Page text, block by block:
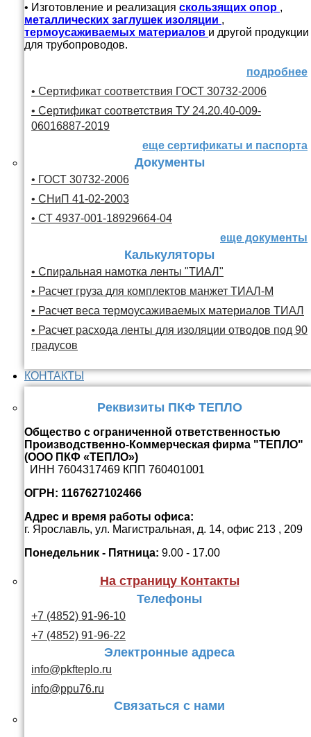
• Изготовление и реализация скользящих опор ,
металлических заглушек изоляции ,
термоусаживаемых материалов и другой продукции
для трубопроводов.
подробнее
• Сертификат соответствия ГОСТ 30732-2006
• Сертификат соответствия ТУ 24.20.40-009-
06016887-2019
еще сертификаты и паспорта
Документы
• ГОСТ 30732-2006
• СНиП 41-02-2003
• СТ 4937-001-18929664-04
еще документы
Калькуляторы
• Спиральная намотка ленты "ТИАЛ"
• Расчет груза для комплектов манжет ТИАЛ-М
• Расчет веса термоусаживаемых материалов ТИАЛ
• Расчет расхода ленты для изоляции отводов под 90
градусов
КОНТАКТЫ
Реквизиты ПКФ ТЕПЛО
Общество с ограниченной ответственностью
Производственно-Коммерческая фирма "ТЕПЛО"
(ООО ПКФ «ТЕПЛО»)
ИНН 7604317469 КПП 760401001
ОГРН: 1167627102466
Адрес и время работы офиса:
г. Ярославль, ул. Магистральная, д. 14, офис 213 , 209
Понедельник - Пятница: 9.00 - 17.00
На страницу Контакты
Телефоны
+7 (4852) 91-96-10
+7 (4852) 91-96-22
Электронные адреса
info@pkfteplo.ru
info@ppu76.ru
Связаться с нами